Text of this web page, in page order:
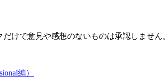
けで意見や感想のないものは承認しません。
編）